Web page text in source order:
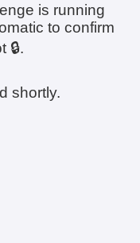
is running
to confirm
🔒.
shortly.